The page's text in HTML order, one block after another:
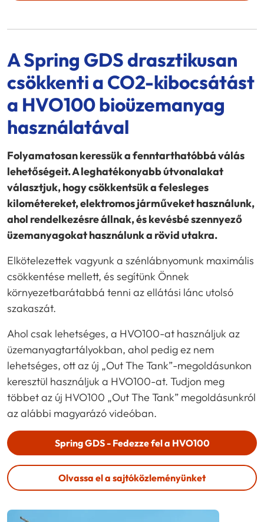
ASpring GDSdrasztikusan
csökkenti a CO2-kibocsátást
a HVO100 bioüzemanyag
használatával
Folyamatosan keressük a fenntarthatóbbá válás
lehetőségeit. A leghatékonyabb útvonalakat
választjuk, hogy csökkentsük a felesleges
kilométereket, elektromos járműveket használunk,
ahol rendelkezésre állnak, és kevésbé szennyező
üzemanyagokat használunk a rövid utakra.
Elkötelezettek vagyunk a szénlábnyomunk maximális
csökkentése mellett, és segítünk Önnek
környezetbarátabbá tenni az ellátási lánc utolsó
szakaszát.
Ahol csak lehetséges, a HVO100-at használjuk az
üzemanyagtartályokban, ahol pedig ez nem
lehetséges, ott az új „Out The Tank”-megoldásunkon
keresztül használjuk a HVO100-at. Tudjon meg
többet az új HVO100 „Out The Tank” megoldásunkról
az alábbi magyarázó videóban.
Spring GDS- Fedezze fel a HVO100
Olvassa el a sajtóközleményünket